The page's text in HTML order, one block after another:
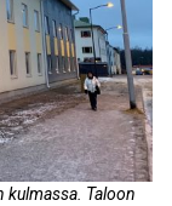
kulmassa. Taloon